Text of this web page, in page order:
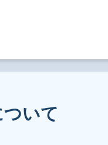
ついて